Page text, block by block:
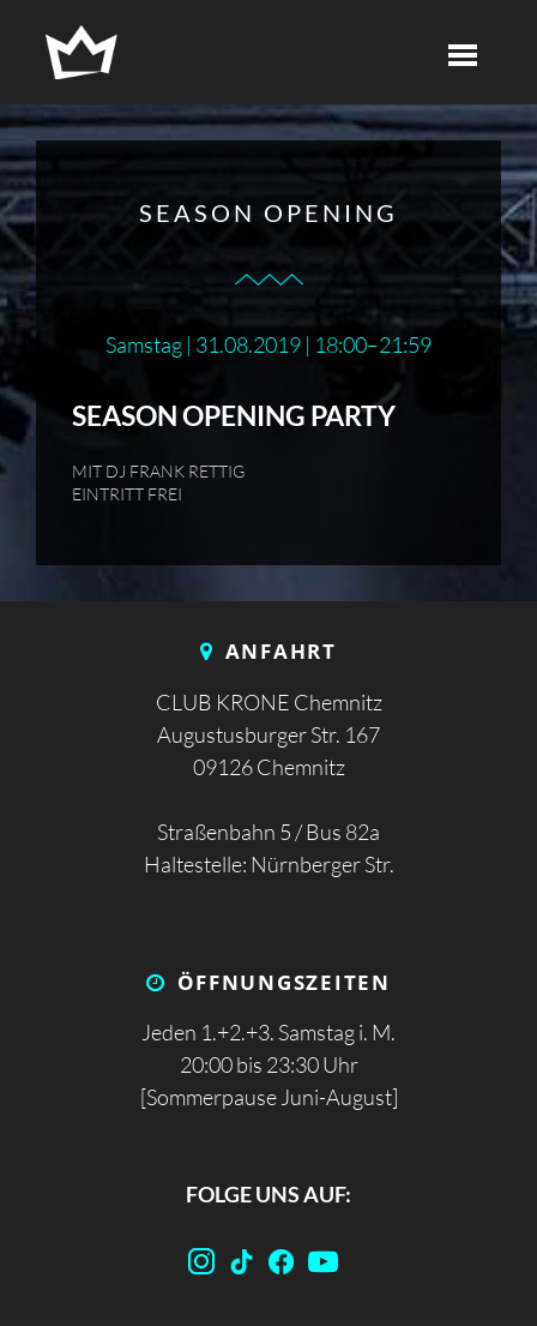
SEASON OPENING
Samstag | 31.08.2019 | 18:00–21:59
SEASON OPENING PARTY
MIT DJ FRANK RETTIG
EINTRITT FREI
ANFAHRT
CLUB KRONE Chemnitz
Augustusburger Str. 167
09126 Chemnitz
Straßenbahn 5 / Bus 82a
Haltestelle: Nürnberger Str.
ÖFFNUNGS­ZEITEN
Jeden 1.+2.+3. Samstag i. M.
20:00 bis 23:30 Uhr
[Sommerpause Juni-August]
FOLGE UNS AUF: